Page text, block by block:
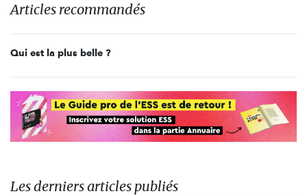
Articles recommandés
Qui est la plus belle ?
Les derniers articles publiés